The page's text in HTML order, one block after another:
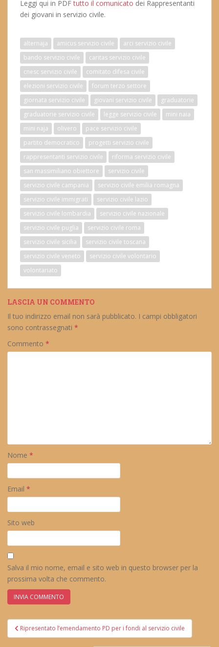
Leggi qui in PDFtutto il comunicato dei Rappresentanti
dei giovani in servizio civile.
alternaja amicus servizio civile
arci servizio civile
bando servizio civile
caritas servizio civile
cnesc servizio civile
comitato difesa civile
elezioni servizio civile
forum terzo settore
giornata servizio civile
giovani servizio civile
graduatorie
graduatorie servizio civile
legge servizio civile
mini naia
mini naja
olivero
pace servizio civile
partito democratico
progetti servizio civile
rappresentanti servizio civile
riforma servizio civile
san massimiliano obiettore
servizio civile
servizio civile campania
servizio civile emilia romagna
servizio civile immigrati
servizio civile lazio
servizio civile lombardia
servizio civile nazionale
servizio civile puglia
servizio civile roma
servizio civile sicilia
servizio civile toscana
servizio civile veneto
servizio civile volontario
volontariato
LASCIA UN COMMENTO
Il tuo indirizzo email non sarà pubblicato. I campi obbligatori
sono contrassegnati *
Commento *
Nome *
Email *
Sito web
Salva il mio nome, email e sito web in questo browser per la
prossima volta che commento.
Navigazione
articoli
Ripresentato l’emendamento PD per i fondi al servizio civile